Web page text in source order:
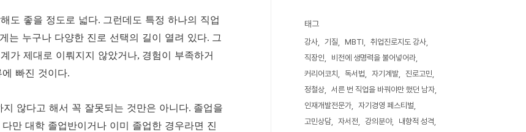
도 좋을 정도로 넓다. 그런데도 특정 하나의 직업
는 누구나 다양한 진로 선택의 길이 열려 있다. 그
가 제대로 이뤄지지 않았거나, 경험이 부족하거
빠진 것이다.
않다고 해서 꼭 잘못되는 것만은 아니다. 졸업을
다만 대학 졸업반이거나 이미 졸업한 경우라면 진
태그
강사 기질 MBTI
취업진로지도 강사
직장인
비전에 생명력을 불어넣어라
커리어코치
독서법 자기계발
진로고민
정철상
서른 번 직업을 바꿔야만 했던 남자
인재개발전문가
자기경영 페스티벌
고민상담
자서전 강의분야
내향적 성격